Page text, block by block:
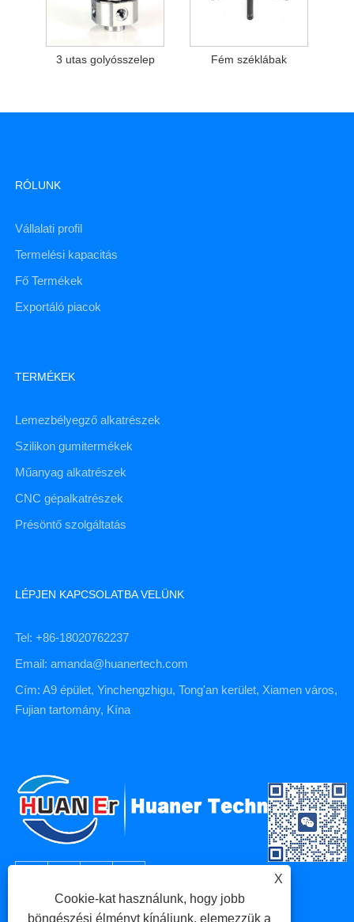
3 utas golyósszelep Fém széklábak
RÓLUNK
Vállalati profil
Termelési kapacitás
Fő Termékek
Exportáló piacok
TERMÉKEK
Lemezbélyegző alkatrészek
Szilikon gumitermékek
Műanyag alkatrészek
CNC gépalkatrészek
Présöntő szolgáltatás
LÉPJEN KAPCSOLATBA VELÜNK
Tel: +86-18020762237
Email: amanda@huanertech.com
Cím: A9 épület, Yinchengzhigu, Tong'an kerület, Xiamen város,
Fujian tartomány, Kína
X
Cookie-kat használunk, hogy jobb
böngészési élményt kínáljunk, elemezzük a